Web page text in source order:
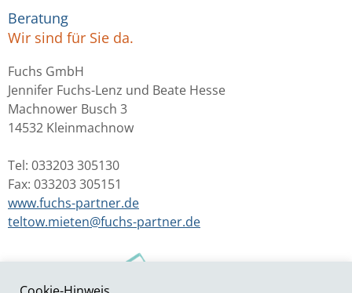
Beratung
Wir sind für Sie da.
Fuchs GmbH
Jennifer Fuchs-Lenz und Beate Hesse
Machnower Busch 3
14532 Kleinmachnow
Tel: 033203 305130
Fax: 033203 305151
www.fuchs-partner.de
teltow.mieten@fuchs-partner.de